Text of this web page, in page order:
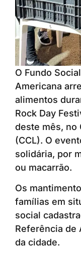
O Fundo
Americana
alimentos
Rock Day
deste mês, no
(CCL). O
solidária, por
ou macarrão.
Os
famílias em
social
Referência de
da cidade.